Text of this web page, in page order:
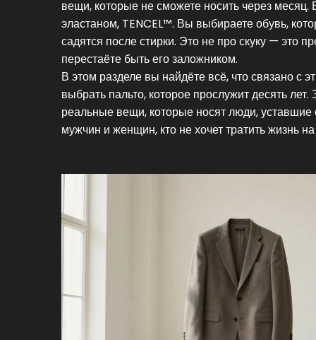
вещи, которые не сможете носить через
эластаном, TENCEL™. Вы выбираете обувь,
садятся после стирки. Это не про скуку — это
перестаёте быть его заложником.
В этом разделе вы найдёте всё, что связано с
выбрать пальто, которое прослужит десять
реальные вещи, которые носят люди,
мужчин и женщин, кто не хочет тратить жизнь